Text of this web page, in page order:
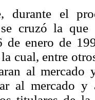
durante el
cruzó la que
de enero de
cual, entre
al
al mercado